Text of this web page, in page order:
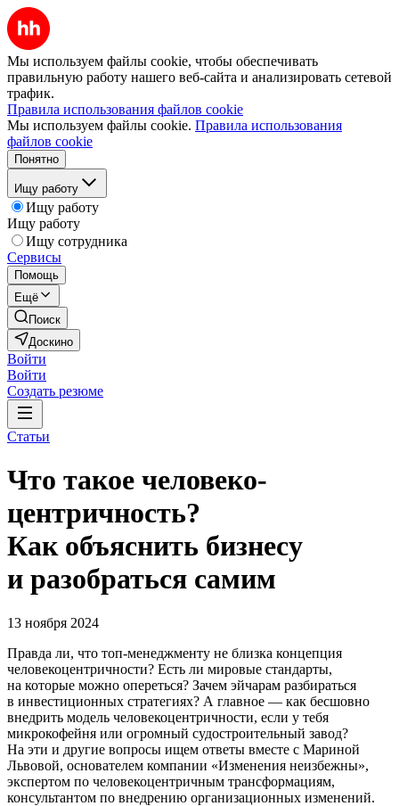
Мы используем файлы cookie, чтобы обеспечивать
правильную работу нашего веб-сайта и анализировать сетевой
трафик.
Правила использования файлов cookie
Мы используем файлы cookie. Правила использования
файлов cookie
Понятно
Ищу работу
Ищу работу
Ищу работу
Ищу сотрудника
Сервисы
Помощь
Ещё
Поиск
Доскино
Войти
Войти
Создать резюме
Статьи
Что такое человеко­
центричность?
Как объяснить бизнесу
и разобраться самим
13 ноября 2024
Правда ли, что топ-менеджменту не близка концепция
человекоцентричности? Есть ли мировые стандарты,
на которые можно опереться? Зачем эйчарам разбираться
в инвестиционных стратегиях? А главное — как бесшовно
внедрить модель человекоцентричности, если у тебя
микрокофейня или огромный судостроительный завод?
На эти и другие вопросы ищем ответы вместе с Мариной
Львовой, основателем компании «Изменения неизбежны»,
экспертом по человекоцентричным трансформациям,
консультантом по внедрению организационных изменений.